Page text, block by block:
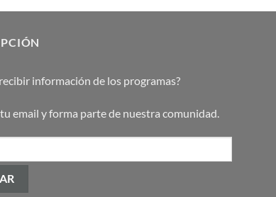
información de los programas?
email y forma parte de nuestra comunidad.